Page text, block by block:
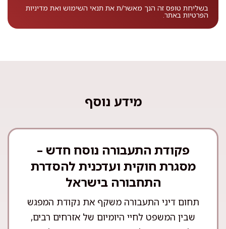
בשליחת טופס זה הנך מאשר/ת את תנאי השימוש ואת מדיניות
הפרטיות באתר.
מידע נוסף
פקודת התעבורה נוסח חדש –
מסגרת חוקית ועדכנית להסדרת
התחבורה בישראל
תחום דיני התעבורה משקף את נקודת המפגש
שבין המשפט לחיי היומיום של אזרחים רבים,